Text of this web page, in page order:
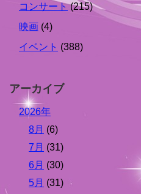
コンサート(215)
映画 (4)
イベント (388)
アーカイブ
2026年
8月 (6)
7月 (31)
6月 (30)
5月 (31)